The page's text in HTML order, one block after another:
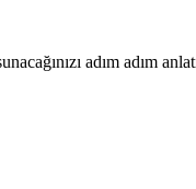
adım adım